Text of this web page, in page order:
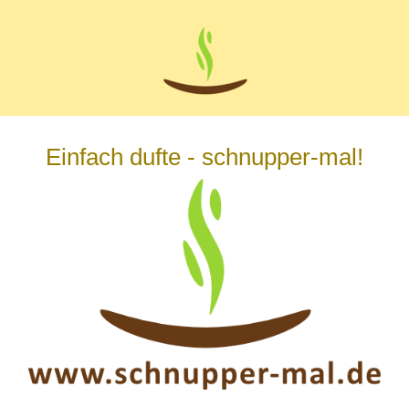
Einfach dufte - schnupper-mal!